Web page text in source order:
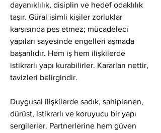
dayanıklılık, disiplin ve hedef odaklılık
taşır. Güral isimli kişiler zorluklar
karşısında pes etmez; mücadeleci
yapıları sayesinde engelleri aşmada
başarılıdır. Hem iş hem ilişkilerde
istikrarlı yapı kurabilirler. Kararları nettir,
tavizleri belirgindir.
Duygusal ilişkilerde sadık, sahiplenen,
dürüst, istikrarlı ve koruyucu bir yapı
sergilerler. Partnerlerine hem güven